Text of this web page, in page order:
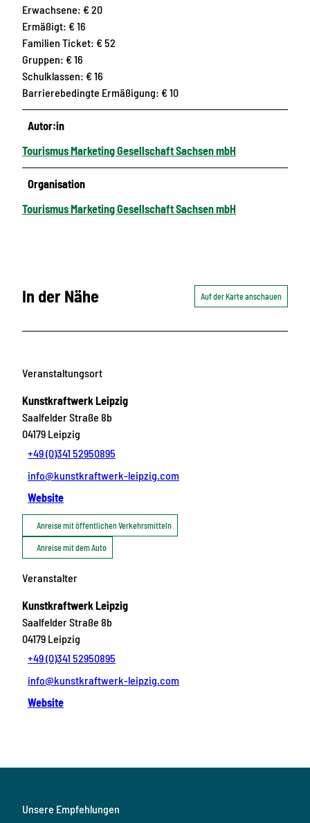
Erwachsene: € 20
Ermäßigt: € 16
Familien Ticket: € 52
Gruppen: € 16
Schulklassen: € 16
Barrierebedingte Ermäßigung: € 10
Autor:in
Tourismus Marketing Gesellschaft Sachsen mbH
Organisation
Tourismus Marketing Gesellschaft Sachsen mbH
In der Nähe Auf der Karte anschauen
Veranstaltungsort
Kunstkraftwerk Leipzig
Saalfelder Straße 8b
04179 Leipzig
+49 (0)341 52950895
info@kunstkraftwerk-leipzig.com
Website
Anreise mit öffentlichen Verkehrsmitteln
Anreise mit dem Auto
Veranstalter
Kunstkraftwerk Leipzig
Saalfelder Straße 8b
04179 Leipzig
+49 (0)341 52950895
info@kunstkraftwerk-leipzig.com
Website
Unsere Empfehlungen